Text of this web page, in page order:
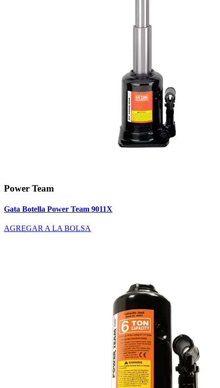
Power Team
Gata Botella Power Team 9011X
AGREGAR A LA BOLSA